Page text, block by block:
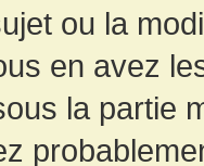
ou la
en avez
la partie